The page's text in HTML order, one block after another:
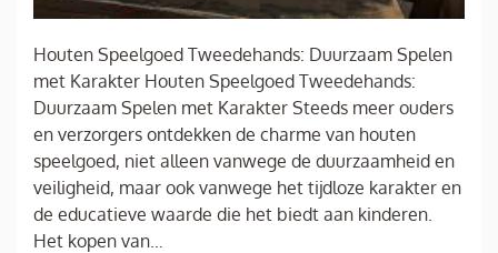
Houten Speelgoed Tweedehands: Duurzaam Spelen
met Karakter Houten Speelgoed Tweedehands:
Duurzaam Spelen met Karakter Steeds meer ouders
en verzorgers ontdekken de charme van houten
speelgoed, niet alleen vanwege de duurzaamheid en
veiligheid, maar ook vanwege het tijdloze karakter en
de educatieve waarde die het biedt aan kinderen.
Het kopen van…